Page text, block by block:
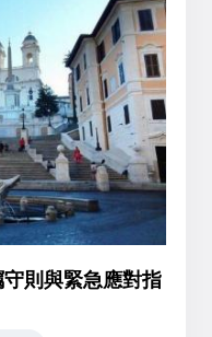
則與緊急應對指